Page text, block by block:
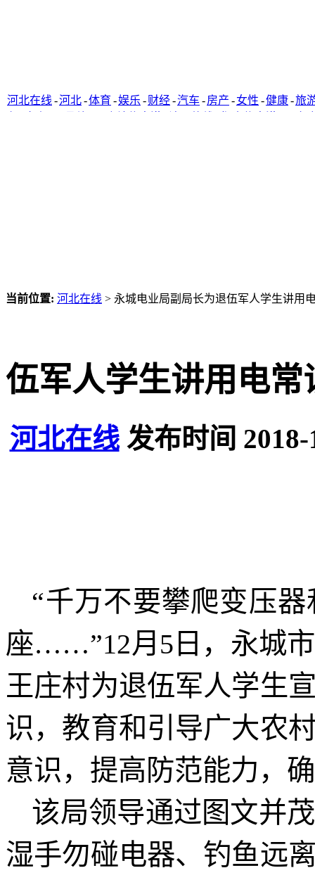
河北在线 -河北-体育 -娱乐 -财经-汽车 -房产 -女性 -健康-旅
当前位置: 河北在线 > 永城电业局副局长为退伍军人学生讲用
伍军人学生讲用电常
河北在线发布时间
“千万不要攀爬变压
座……”12月5日，永城
王庄村为退伍军人学生
识，教育和引导广大农
意识，提高防范能力，
该局领导通过图文并
湿手勿碰电器、钓鱼远